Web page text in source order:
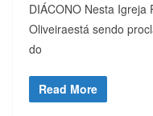
DIÁCONO Nesta Igreja
Oliveiraestá sendo
do
Read More